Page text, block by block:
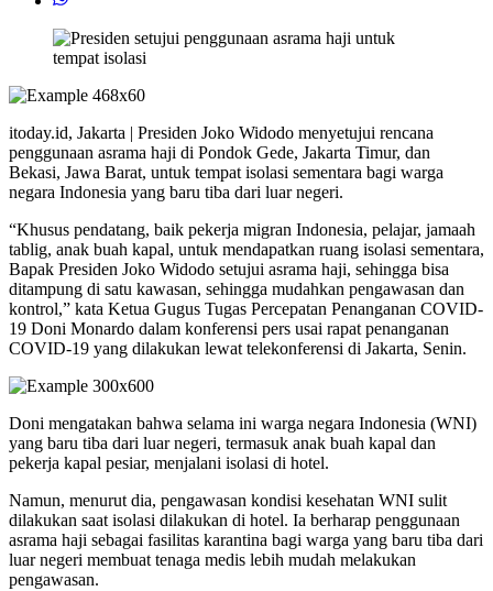
itoday.id, Jakarta | Presiden Joko Widodo menyetujui rencana
penggunaan asrama haji di Pondok Gede, Jakarta Timur, dan
Bekasi, Jawa Barat, untuk tempat isolasi sementara bagi warga
negara Indonesia yang baru tiba dari luar negeri.
“Khusus pendatang, baik pekerja migran Indonesia, pelajar, jamaah
tablig, anak buah kapal, untuk mendapatkan ruang isolasi sementara,
Bapak Presiden Joko Widodo setujui asrama haji, sehingga bisa
ditampung di satu kawasan, sehingga mudahkan pengawasan dan
kontrol,” kata Ketua Gugus Tugas Percepatan Penanganan COVID-
19 Doni Monardo dalam konferensi pers usai rapat penanganan
COVID-19 yang dilakukan lewat telekonferensi di Jakarta, Senin.
Doni mengatakan bahwa selama ini warga negara Indonesia (WNI)
yang baru tiba dari luar negeri, termasuk anak buah kapal dan
pekerja kapal pesiar, menjalani isolasi di hotel.
Namun, menurut dia, pengawasan kondisi kesehatan WNI sulit
dilakukan saat isolasi dilakukan di hotel. Ia berharap penggunaan
asrama haji sebagai fasilitas karantina bagi warga yang baru tiba dari
luar negeri membuat tenaga medis lebih mudah melakukan
pengawasan.